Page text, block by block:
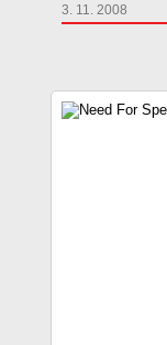
3. 11. 2008